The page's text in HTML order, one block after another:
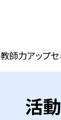
教師力アップ
活